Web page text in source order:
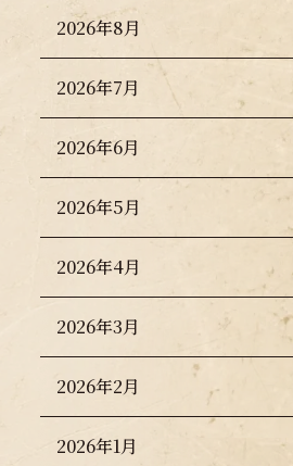
2026年8月
2026年7月
2026年6月
2026年5月
2026年4月
2026年3月
2026年2月
2026年1月